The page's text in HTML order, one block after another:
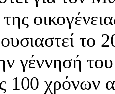
της
το
γέννησή
100 χρόνων